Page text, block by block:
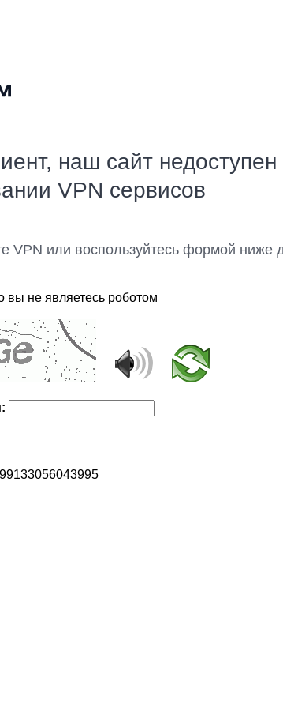
наш сайт недоступен
VPN сервисов
VPN или воспользуйтесь формой ниже
вы не являетесь роботом